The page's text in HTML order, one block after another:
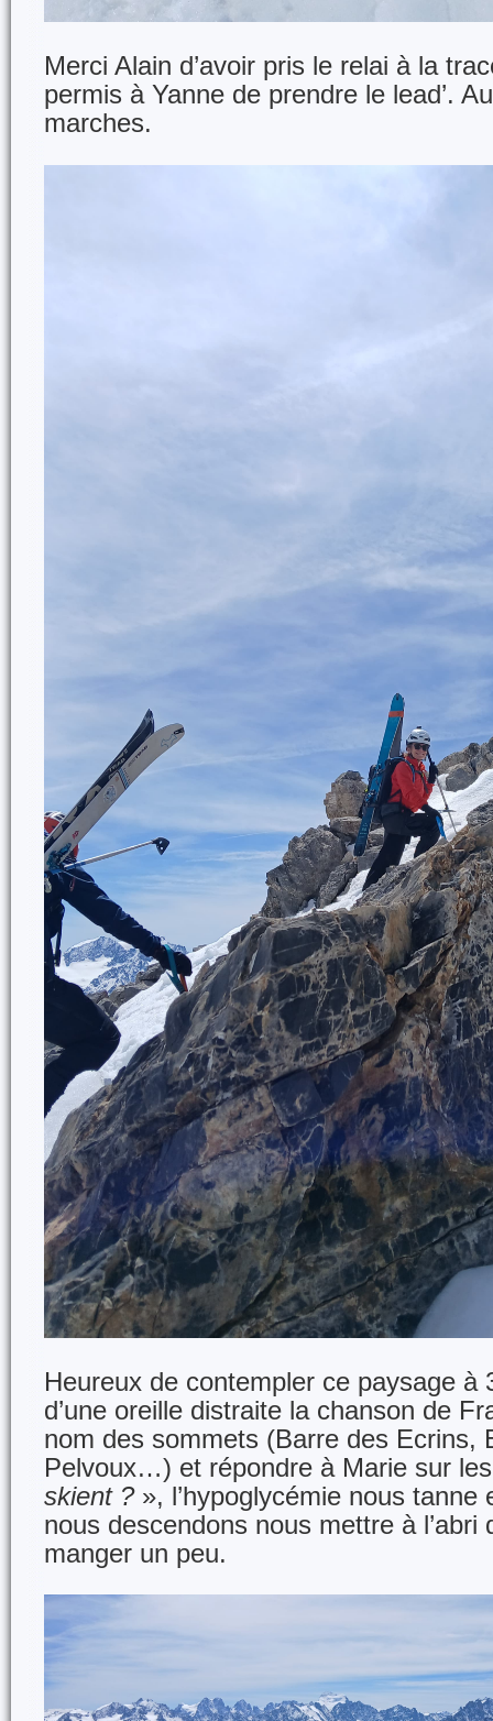
Merci Alain d’avoir pris le relai à la
permis à Yanne de prendre le lead’.
marches.
Heureux de contempler ce paysage à
d’une oreille distraite la chanson de
nom des sommets (Barre des Ecrins,
Pelvoux…) et répondre à Marie sur
skient ?», l’hypoglycémie nous tanne
nous descendons nous mettre à l’abri
manger un peu.